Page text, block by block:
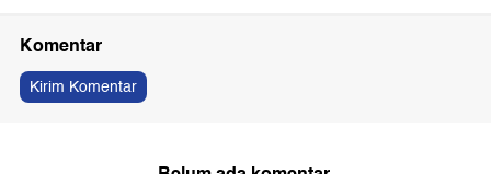
Komentar
Kirim Komentar